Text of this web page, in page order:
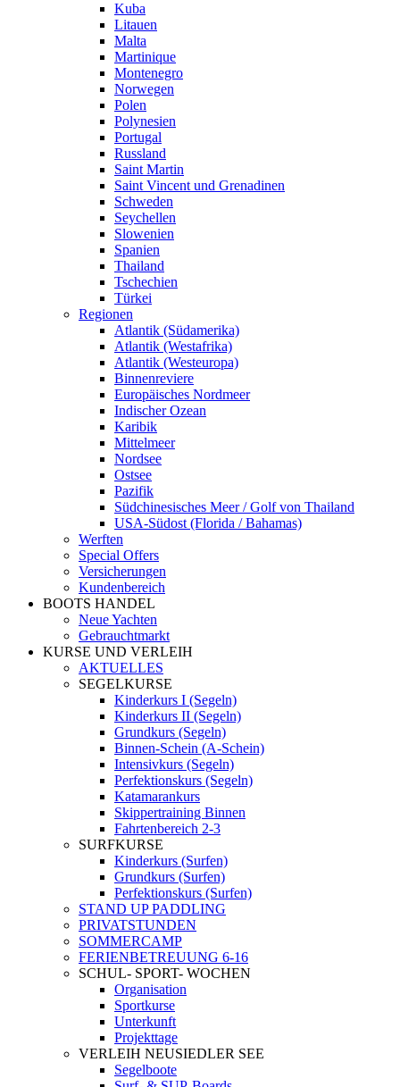
Kuba
Litauen
Malta
Martinique
Montenegro
Norwegen
Polen
Polynesien
Portugal
Russland
Saint Martin
Saint Vincent und Grenadinen
Schweden
Seychellen
Slowenien
Spanien
Thailand
Tschechien
Türkei
Regionen
Atlantik (Südamerika)
Atlantik (Westafrika)
Atlantik (Westeuropa)
Binnenreviere
Europäisches Nordmeer
Indischer Ozean
Karibik
Mittelmeer
Nordsee
Ostsee
Pazifik
Südchinesisches Meer / Golf von Thailand
USA-Südost (Florida / Bahamas)
Werften
Special Offers
Versicherungen
Kundenbereich
BOOTS HANDEL
Neue Yachten
Gebrauchtmarkt
KURSE UND VERLEIH
AKTUELLES
SEGELKURSE
Kinderkurs I (Segeln)
Kinderkurs II (Segeln)
Grundkurs (Segeln)
Binnen-Schein (A-Schein)
Intensivkurs (Segeln)
Perfektionskurs (Segeln)
Katamarankurs
Skippertraining Binnen
Fahrtenbereich 2-3
SURFKURSE
Kinderkurs (Surfen)
Grundkurs (Surfen)
Perfektionskurs (Surfen)
STAND UP PADDLING
PRIVATSTUNDEN
SOMMERCAMP
FERIENBETREUUNG 6-16
SCHUL- SPORT- WOCHEN
Organisation
Sportkurse
Unterkunft
Projekttage
VERLEIH NEUSIEDLER SEE
Segelboote